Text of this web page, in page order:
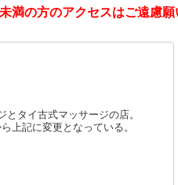
の方のアクセスはご遠慮願
タイ古式マッサージの店。
上記に変更となっている。